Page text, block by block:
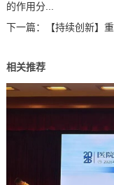
的作用分...
下一篇：
【持续创新】
相关推荐